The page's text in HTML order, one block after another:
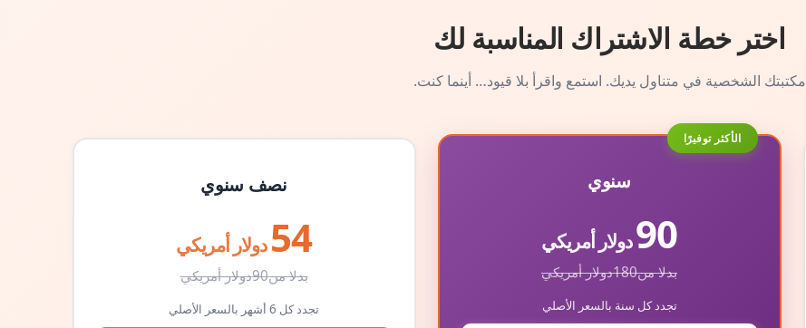
اختر خطة الاشتراك المناسبة لك
مكتبتك الشخصية في متناول يديك. استمع واقرأ بلا قيود… أينما كنت.
الأكثر توفيرًا
سنوي
90دولار أمريكي
بدلا من180دولار أمريكي
تجدد كل سنة بالسعر الأصلي
نصف سنوي
54 دولار أمريكي
بدلا من90دولار أمريكي
تجدد كل 6 أشهر بالسعر الأصلي